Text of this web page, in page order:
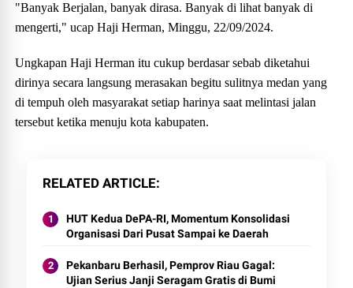
"Banyak Berjalan, banyak dirasa. Banyak di lihat banyak di
mengerti," ucap Haji Herman, Minggu, 22/09/2024.
Ungkapan Haji Herman itu cukup berdasar sebab diketahui
dirinya secara langsung merasakan begitu sulitnya medan yang
di tempuh oleh masyarakat setiap harinya saat melintasi jalan
tersebut ketika menuju kota kabupaten.
RELATED ARTICLE
HUT Kedua DePA-RI, Momentum Konsolidasi
Organisasi Dari Pusat Sampai ke Daerah
Pekanbaru Berhasil, Pemprov Riau Gagal:
Ujian Serius Janji Seragam Gratis di Bumi